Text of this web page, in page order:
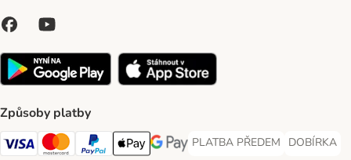
Způsoby platby
Visa Payment Method
Mastercard Payment Method
PayPal Payment Method
Apple pay Payment Method
GooglePay Payment Method
PLATBA PŘEDEM
PLATBA PŘEDEM Payment
DOBÍRKA
DOBÍRKA